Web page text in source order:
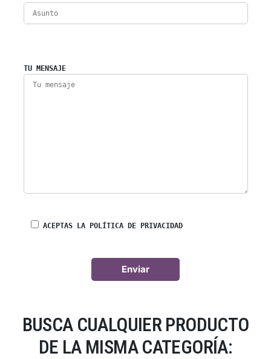
TU MENSAJE
ACEPTAS LA POLÍTICA DE PRIVACIDAD
BUSCA CUALQUIER PRODUCTO
DE LA MISMA CATEGORÍA: